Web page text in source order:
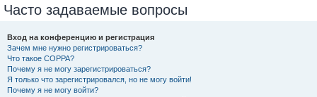
Часто задаваемые вопросы
Вход на конференцию и регистрация
Зачем мне нужно регистрироваться?
Что такое COPPA?
Почему я не могу зарегистрироваться?
Я только что зарегистрировался, но не могу войти!
Почему я не могу войти?